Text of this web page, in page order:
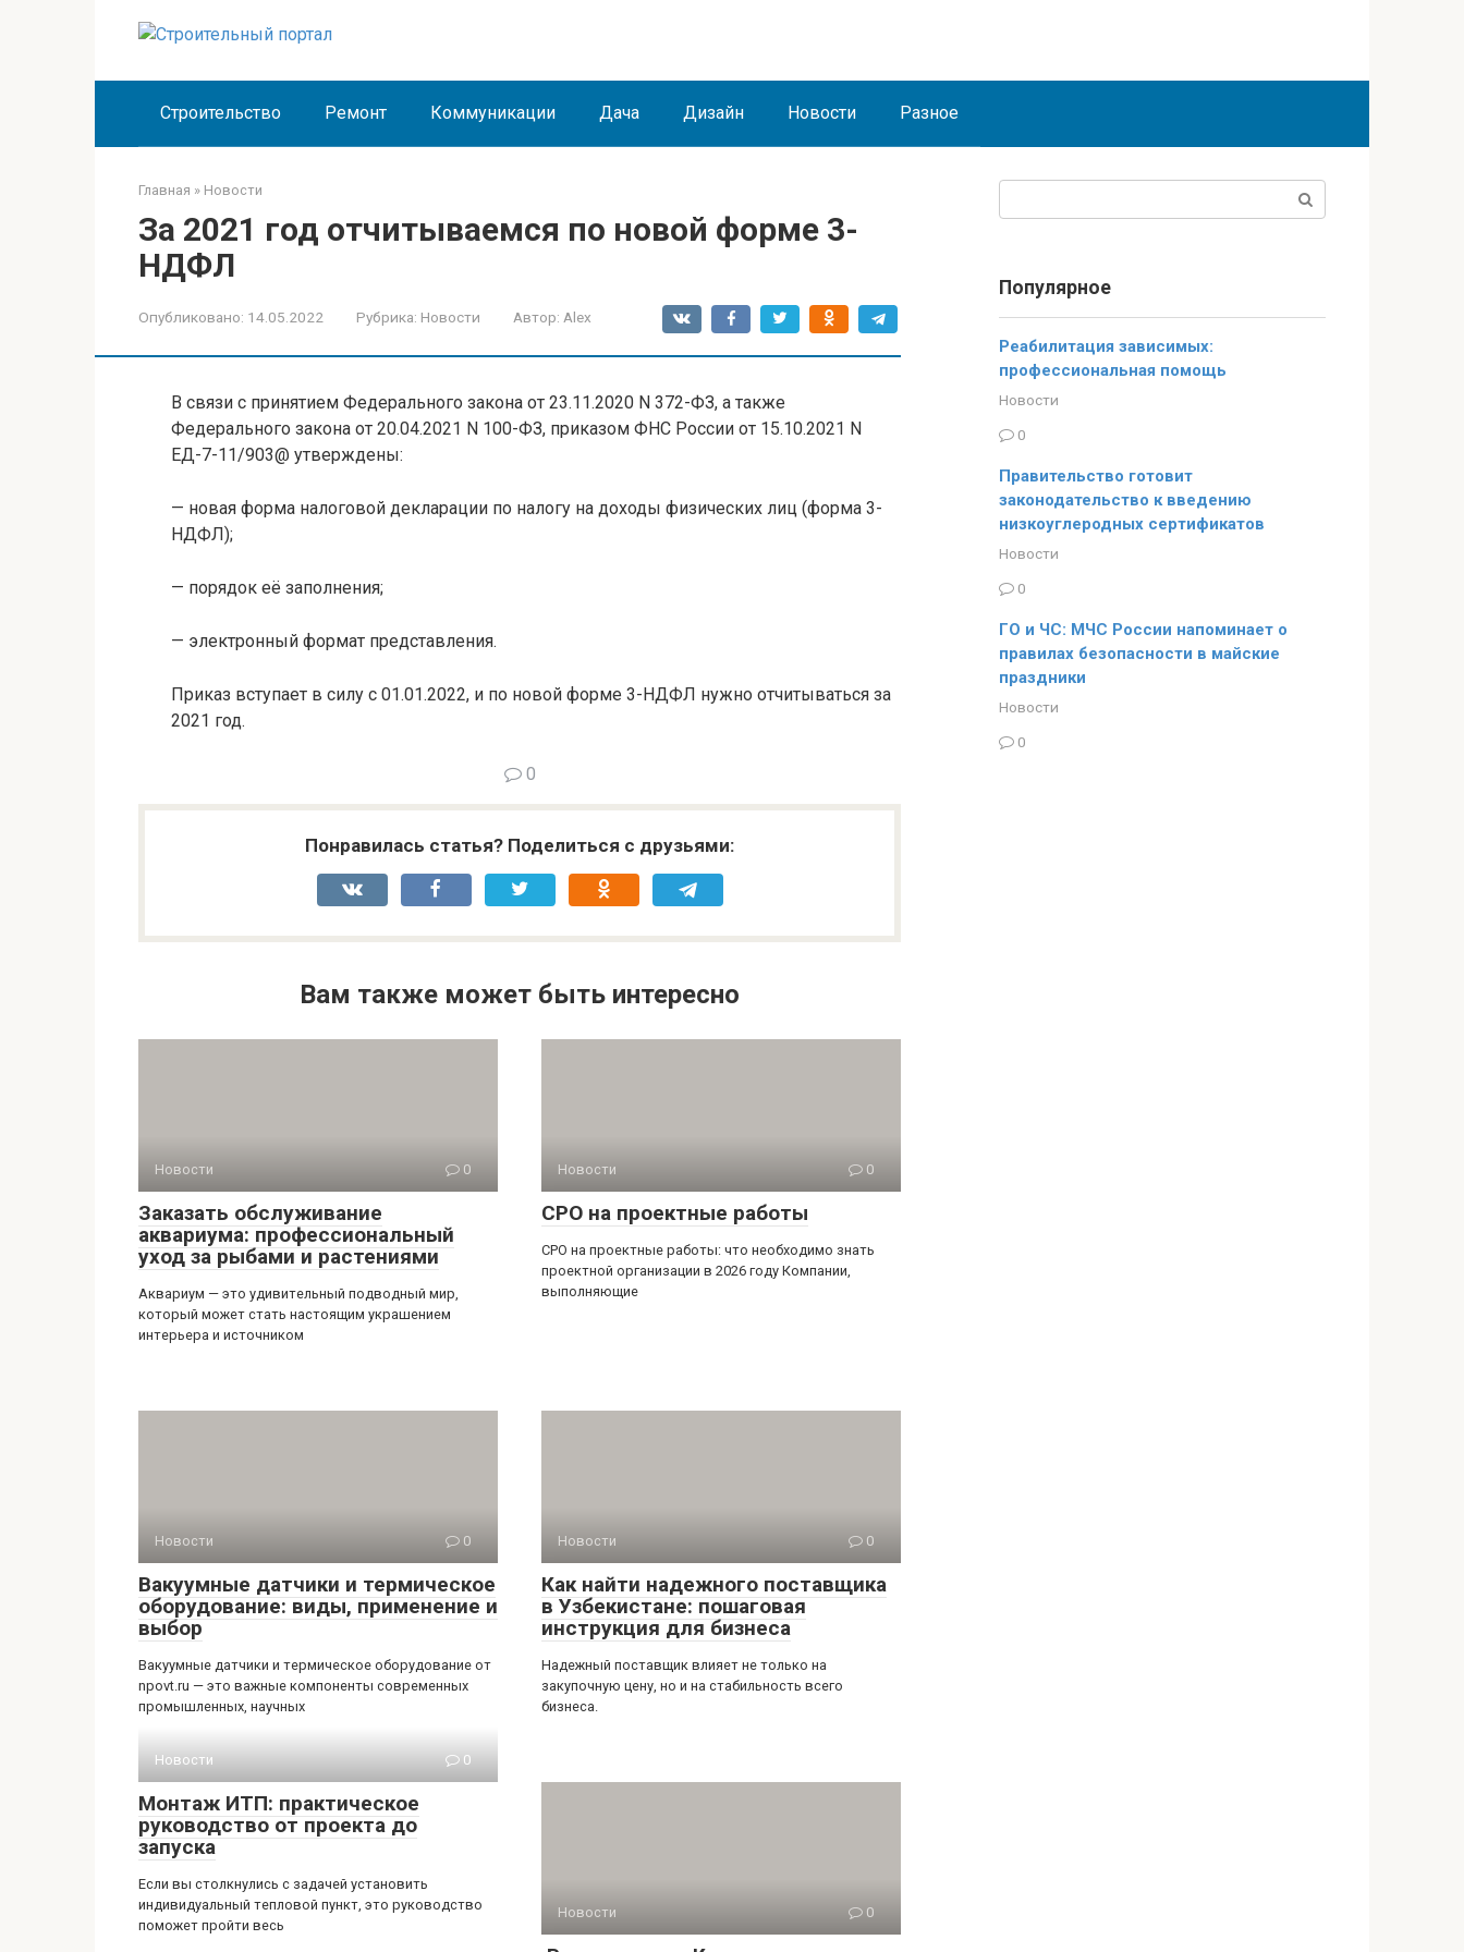
Строительство Ремонт Коммуникации Дача Дизайн Новости Разное
Главная » Новости
За 2021 год отчитываемся по новой форме 3-
НДФЛ
Опубликовано: 14.05.2022 Рубрика: Новости Автор: Alex
В связи с принятием Федерального закона от 23.11.2020 N 372-ФЗ, а также
Федерального закона от 20.04.2021 N 100-ФЗ, приказом ФНС России от 15.10.2021 N
ЕД-7-11/903@ утверждены:
— новая форма налоговой декларации по налогу на доходы физических лиц (форма 3-
НДФЛ);
— порядок её заполнения;
— электронный формат представления.
Приказ вступает в силу с 01.01.2022, и по новой форме 3-НДФЛ нужно отчитываться за
2021 год.
0
Понравилась статья? Поделиться с друзьями:
Вам также может быть интересно
Новости 0
Заказать обслуживание
аквариума: профессиональный
уход за рыбами и растениями
Аквариум — это удивительный подводный мир,
который может стать настоящим украшением
интерьера и источником
Новости 0
СРО на проектные работы
СРО на проектные работы: что необходимо знать
проектной организации в 2026 году Компании,
выполняющие
Новости 0
Вакуумные датчики и термическое
оборудование: виды, применение и
выбор
Вакуумные датчики и термическое оборудование от
npovt.ru — это важные компоненты современных
промышленных, научных
Новости 0
Как найти надежного поставщика
в Узбекистане: пошаговая
инструкция для бизнеса
Надежный поставщик влияет не только на
закупочную цену, но и на стабильность всего
бизнеса.
Новости 0
Монтаж ИТП: практическое
руководство от проекта до
запуска
Если вы столкнулись с задачей установить
индивидуальный тепловой пункт, это руководство
поможет пройти весь
Новости 0
Популярное
Реабилитация зависимых:
профессиональная помощь
Новости
0
Правительство готовит
законодательство к введению
низкоуглеродных сертификатов
Новости
0
ГО и ЧС: МЧС России напоминает о
правилах безопасности в майские
праздники
Новости
0